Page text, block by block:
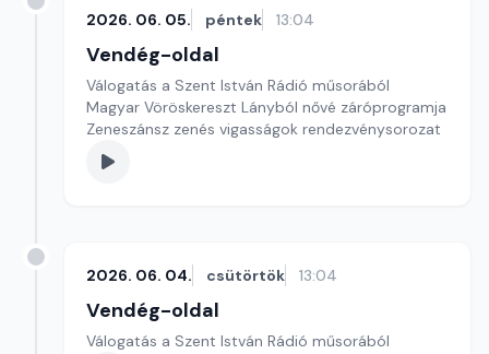
2026. 06. 05. péntek 13:04
Vendég-oldal
Válogatás a Szent István Rádió műsorából
Magyar Vöröskereszt Lányból nővé záróprogramja
Zeneszánsz zenés vigasságok rendezvénysorozat
2026. 06. 04. csütörtök 13:04
Vendég-oldal
Válogatás a Szent István Rádió műsorából